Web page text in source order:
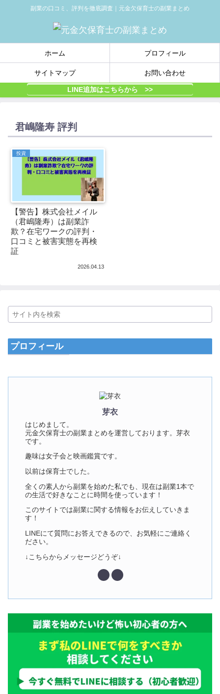
副業の口コミ、評判を徹底調査｜元金欠保育士の副業まとめ
ホーム プロフィール
サイトマップ お問い合わせ
LINE追加はこちらから >>
君嶋隆寿 評判
投資
【警告】株式会社メイル
（君嶋隆寿）は副業詐
欺？在宅ワークの評判・
口コミと被害実態を再検
証
2026.04.13
プロフィール
芽衣
はじめまして。
元金欠保育士の副業まとめを運営しております。芽衣
です。
趣味は女子会と映画鑑賞です。
以前は保育士でした。
全くの素人から副業を始めた私でも、現在は副業1本で
の生活で好きなことに時間を使っています！
このサイトでは副業に関する情報をお伝えしていきま
す！
LINEにて質問にお答えできるので、お気軽にご連絡く
ださい。
↓こちらからメッセージどうぞ↓